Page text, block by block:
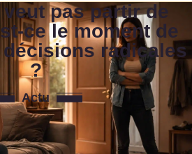
veut pas partir de
ce le moment de
radicales
?
Actu